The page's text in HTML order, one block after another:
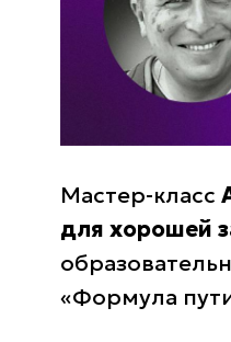
Мастер-класс
для хорошей
«Формула